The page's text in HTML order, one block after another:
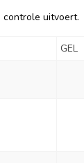
controle uitvoert.
GEL